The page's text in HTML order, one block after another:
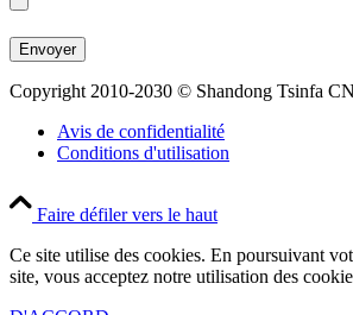
Copyright 2010-2030 © Shandong Tsinfa
Avis de confidentialité
Conditions d'utilisation
Faire défiler vers le haut
Ce site utilise des cookies. En poursuivant
site, vous acceptez notre utilisation des